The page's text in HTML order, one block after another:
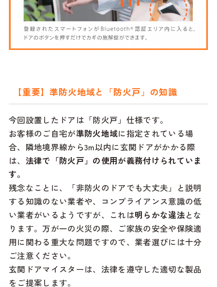
【重要】準防火地域と「防火戸」の知識
今回設置したドアは「防火戸」仕様です。
お客様のご自宅が準防火地域に指定されている場
合、隣地境界線から3m以内に玄関ドアがかかる際
は、 法律で「防火戸」の使用が義務付けられていま
す。
残念なことに、「非防火のドアでも大丈夫」と説明
する知識のない業者や、コンプライアンス意識の低
い業者がいるようですが、これは明らかな違法とな
ります。万が一の火災の際、ご家族の安全や保険適
用に関わる重大な問題ですので、業者選びには十分
ご注意ください。
玄関ドアマイスターは、法律を遵守した適切な製品
をご提案します。